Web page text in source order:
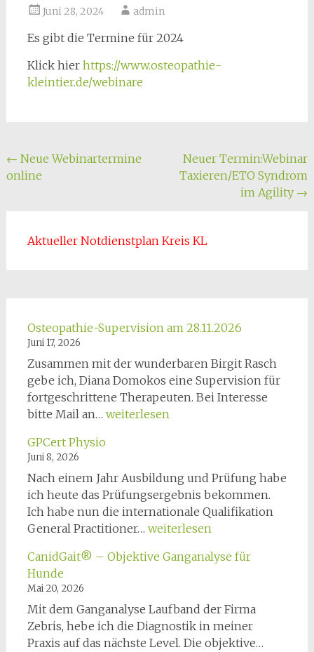
Juni 28, 2024 admin
Es gibt die Termine für 2024
Klick hier https://www.osteopathie-
kleintier.de/webinare
Beitragsnavigation
← Neue Webinartermine
online
Neuer Termin:Webinar
Taxieren/ETO Syndrom
im Agility →
Aktueller Notdienstplan Kreis KL
Osteopathie-Supervision am 28.11.2026
Juni 17, 2026
Zusammen mit der wunderbaren Birgit Rasch
gebe ich, Diana Domokos eine Supervision für
fortgeschrittene Therapeuten. Bei Interesse
bitte Mail an… Osteopathie-
am
weiterlesen
GPCert Physio
Juni 8, 2026
Nach einem Jahr Ausbildung und Prüfung habe
ich heute das Prüfungsergebnis bekommen.
Ich habe nun die internationale Qualifikation
General Practitioner… GPCert
weiterlesen
CanidGait® – Objektive Ganganalyse für
Hunde
Mai 20, 2026
Mit dem Ganganalyse Laufband der Firma
Zebris, hebe ich die Diagnostik in meiner
Praxis auf das nächste Level. Die objektive…